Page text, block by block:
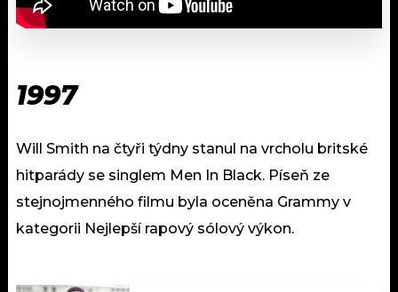
1997
Will Smith na čtyři týdny stanul na vrcholu britské
hitparády se singlem Men In Black. Píseň ze
stejnojmenného filmu byla oceněna Grammy v
kategorii Nejlepší rapový sólový výkon.